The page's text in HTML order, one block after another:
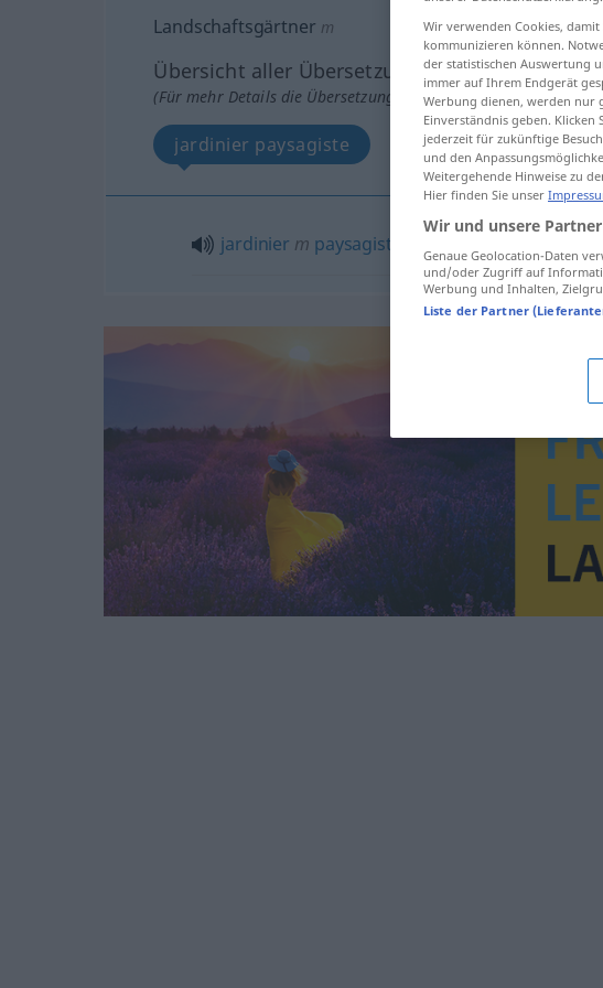
Landschaftsgärtner m
Übersicht aller Übersetzungen
(Für mehr Details die Übersetzung anklicken/antippen)
jardinier paysagiste
jardinier m paysagiste
Wir verwenden Cookies,
kommunizieren können.
der statistischen Auswertung
immer auf Ihrem Endgerät
Werbung dienen, werden nur
Einverständnis geben.
jederzeit für zukünftige
und den
Weitergehende Hinweise zu
Hier finden Sie unser
Wir und unsere
Genaue Geolocation-Daten
und/oder Zugriff auf
Werbung und Inhalten,
Liste der Partner